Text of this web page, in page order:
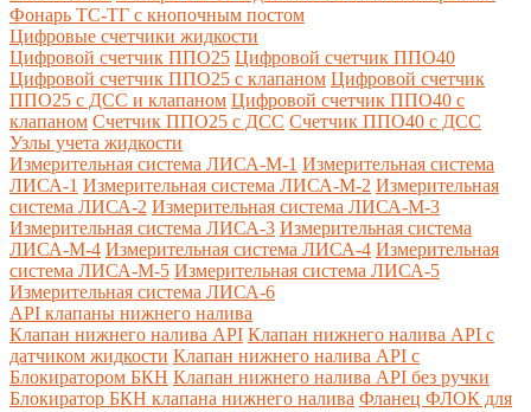
Фонарь ТС-ТГ с кнопочным постом
Цифровые счетчики жидкости
Цифровой счетчик ППО25 Цифровой счетчик ППО40
Цифровой счетчик ППО25 с клапаном Цифровой счетчик
ППО25 с ДСС и клапаном Цифровой счетчик ППО40 с
клапаном Счетчик ППО25 с ДСС Счетчик ППО40 с ДСС
Узлы учета жидкости
Измерительная система ЛИСА-М-1 Измерительная система
ЛИСА-1 Измерительная система ЛИСА-М-2 Измерительная
система ЛИСА-2 Измерительная система ЛИСА-М-3
Измерительная система ЛИСА-3 Измерительная система
ЛИСА-М-4 Измерительная система ЛИСА-4 Измерительная
система ЛИСА-М-5 Измерительная система ЛИСА-5
Измерительная система ЛИСА-6
API клапаны нижнего налива
Клапан нижнего налива API Клапан нижнего налива API с
датчиком жидкости Клапан нижнего налива API с
Блокиратором БКН Клапан нижнего налива API без ручки
Блокиратор БКН клапана нижнего налива Фланец ФЛОК для